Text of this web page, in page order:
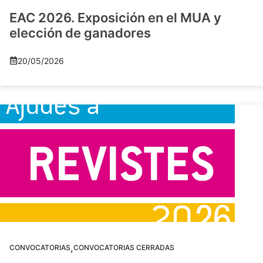
EAC 2026. Exposición en el MUA y
elección de ganadores
20/05/2026
CONVOCATORIAS,CONVOCATORIAS CERRADAS